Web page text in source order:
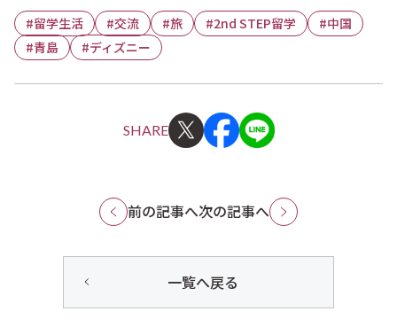
留学生活 交流 旅 2nd STEP留学
中国
青島
ディズニー
SHARE
前の記事へ次の記事へ
一覧へ戻る